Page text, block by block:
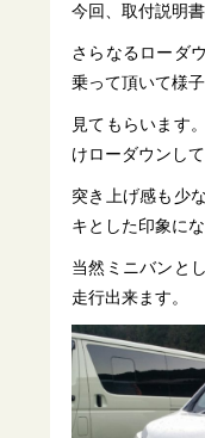
今回、取付説明
さらなるローダ
乗って頂いて様
見てもらいます
けローダウンして
突き上げ感も少
キとした印象にな
当然ミニバンと
走行出来ます。